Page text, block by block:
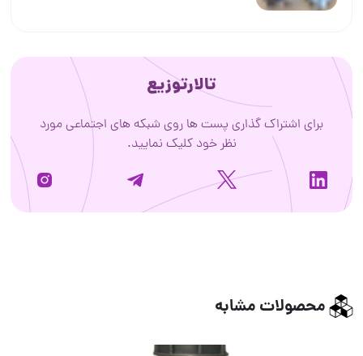
تالارتوزیع
برای اشتراک گذاری پست ها روی شبکه های اجتماعی مورد
نظر خود کلیک نمایید.
محصولات مشابه